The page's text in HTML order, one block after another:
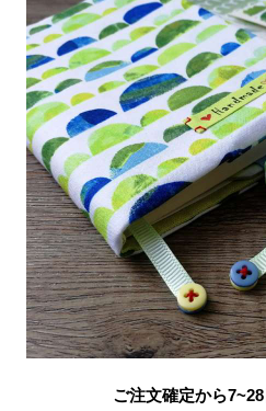
ご注文確定から